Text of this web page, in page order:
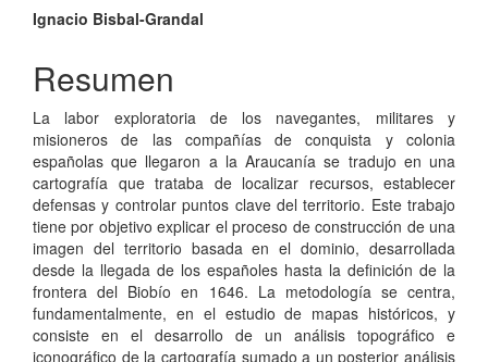
Contenido
principal
del
artículo
Ignacio Bisbal-Grandal
Resumen
La labor exploratoria de los navegantes, militares y
misioneros de las compañías de conquista y colonia
españolas que llegaron a la Araucanía se tradujo en una
cartografía que trataba de localizar recursos, establecer
defensas y controlar puntos clave del territorio. Este trabajo
tiene por objetivo explicar el proceso de construcción de una
imagen del territorio basada en el dominio, desarrollada
desde la llegada de los españoles hasta la definición de la
frontera del Biobío en 1646. La metodología se centra,
fundamentalmente, en el estudio de mapas históricos, y
consiste en el desarrollo de un análisis topográfico e
iconográfico de la cartografía sumado a un posterior análisis